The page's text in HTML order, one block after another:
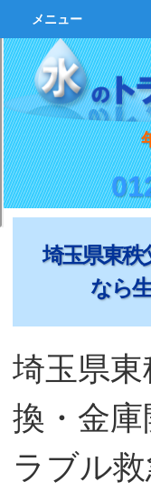
メニュー
埼玉県東秩
なら
埼玉県
換・金庫
ラブル